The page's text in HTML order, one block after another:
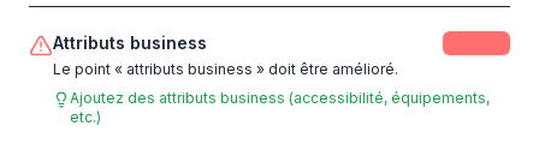
Attributs business
Le point « attributs business » doit être amélioré.
Ajoutez des attributs business (accessibilité, équipements,
etc.)